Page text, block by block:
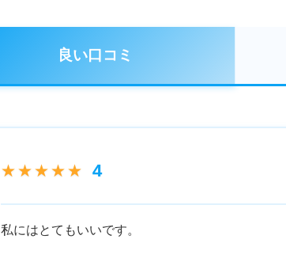
良い口コミ
★★★★★ 4
私にはとてもいいです。